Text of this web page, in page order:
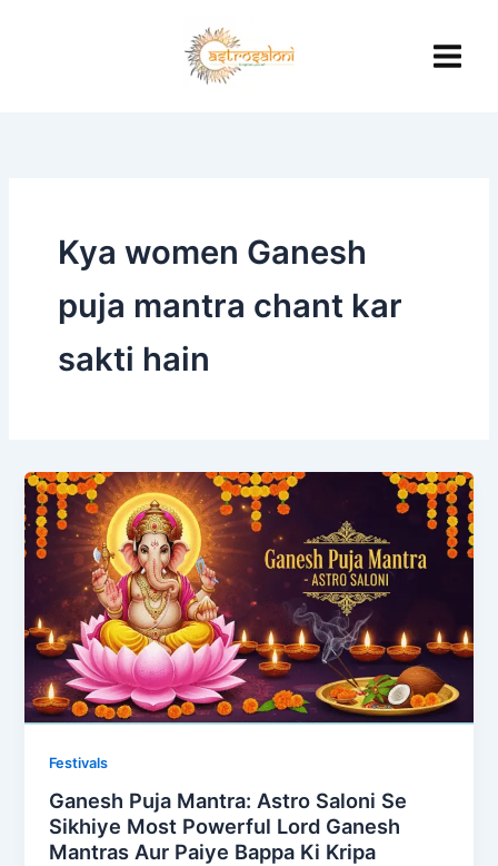
Kya women Ganesh
puja mantra chant kar
sakti hain
Festivals
Ganesh Puja Mantra: Astro Saloni Se
Sikhiye Most Powerful Lord Ganesh
Mantras Aur Paiye Bappa Ki Kripa